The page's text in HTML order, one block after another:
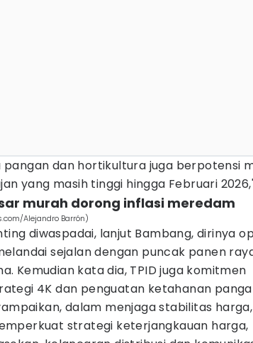
pangan dan hortikultura juga berpotensi
yang masih tinggi hingga Februari
murah dorong inflasi meredam
Alejandro Barrón)
diwaspadai, lanjut Bambang, dirinya
sejalan dengan puncak panen
Kemudian kata dia, TPID juga komitmen
4K dan penguatan ketahanan
dalam menjaga stabilitas harga,
strategi keterjangkauan harga,